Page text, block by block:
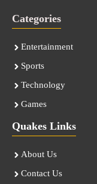
Categories
Entertainment
Sports
Technology
Games
Quakes Links
About Us
Contact Us